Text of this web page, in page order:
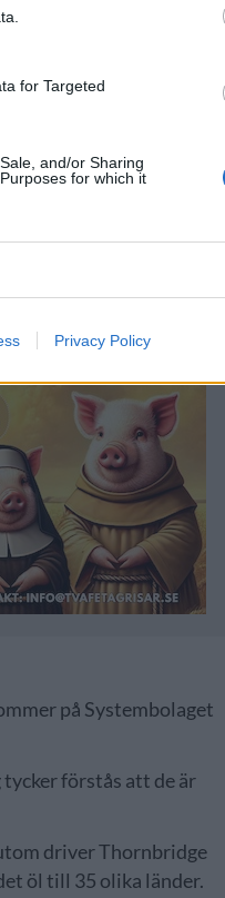
for Targeted
and/or Sharing
for which it
Privacy Policy
Of Creation släpptes
på Systembolaget
förstås att de är
driver Thornbridge
öl till 35 olika länder.